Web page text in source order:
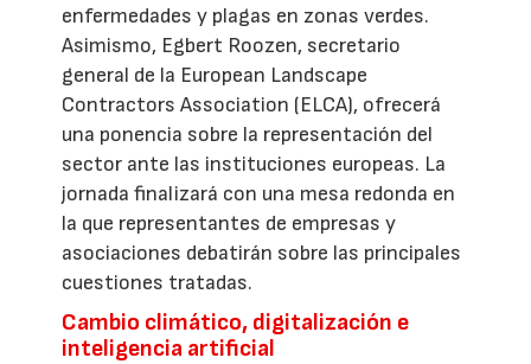
enfermedades y plagas en zonas verdes.
Asimismo, Egbert Roozen, secretario
general de la European Landscape
Contractors Association (ELCA), ofrecerá
una ponencia sobre la representación del
sector ante las instituciones europeas. La
jornada finalizará con una mesa redonda en
la que representantes de empresas y
asociaciones debatirán sobre las principales
cuestiones tratadas.
Cambio climático, digitalización e
inteligencia artificial